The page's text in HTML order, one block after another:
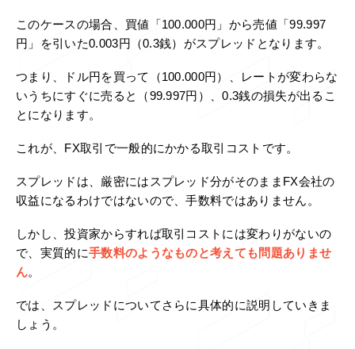
このケースの場合、買値「100.000円」から売値「99.997
円」を引いた0.003円（0.3銭）がスプレッドとなります。
つまり、ドル円を買って（100.000円）、レートが変わらな
いうちにすぐに売ると（99.997円）、0.3銭の損失が出るこ
とになります。
これが、FX取引で一般的にかかる取引コストです。
スプレッドは、厳密にはスプレッド分がそのままFX会社の
収益になるわけではないので、手数料ではありません。
しかし、投資家からすれば取引コストには変わりがないの
で、実質的に手数料のようなものと考えても問題ありませ
ん。
では、スプレッドについてさらに具体的に説明していきま
しょう。